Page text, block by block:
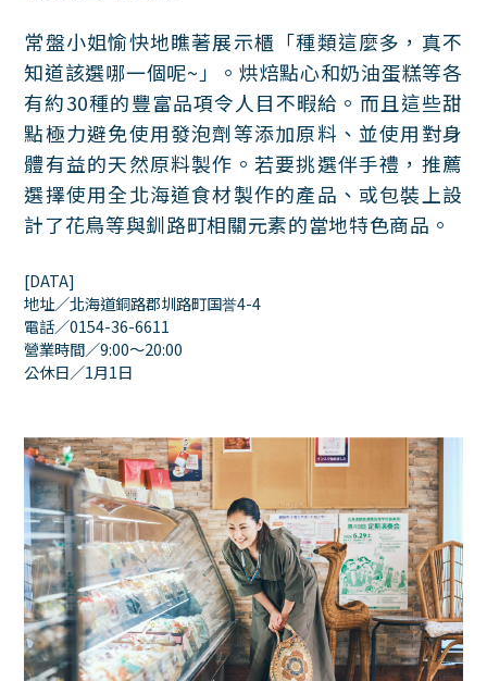
常盤小姐愉快地瞧著展示櫃「種類這麼多，真不
知道該選哪一個呢~」。烘焙點心和奶油蛋糕等各
有約30種的豐富品項令人目不暇給。而且這些甜
點極力避免使用發泡劑等添加原料、並使用對身
體有益的天然原料製作。若要挑選伴手禮，推薦
選擇使用全北海道食材製作的產品、或包裝上設
計了花鳥等與釧路町相關元素的當地特色商品。
[DATA]
地址／北海道銅路郡圳路町国誉4-4
電話／0154-36-6611
營業時間／9:00～20:00
公休日／1月1日